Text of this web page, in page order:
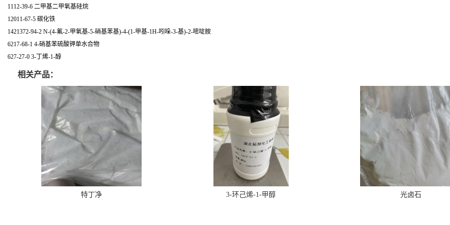
1112-39-6 二甲基二甲氧基硅烷
12011-67-5 碳化铁
1421372-94-2 N-(4-氟-2-甲氧基-5-硝基苯基)-4-(1-甲基-1H-吲哚-3-基)-2-嘧啶胺
6217-68-1 4-硝基苯硫酸钾单水合物
627-27-0 3-丁烯-1-醇
相关产品：
特丁净 3-环己烯-1-甲醇 光卤石